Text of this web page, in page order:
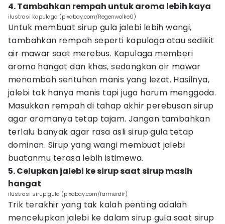
4. Tambahkan rempah untuk aroma lebih kaya
ilustrasi kapulaga (pixabay.com/Regenwolke0)
Untuk membuat sirup gula jalebi lebih wangi,
tambahkan rempah seperti kapulaga atau sedikit
air mawar saat merebus. Kapulaga memberi
aroma hangat dan khas, sedangkan air mawar
menambah sentuhan manis yang lezat. Hasilnya,
jalebi tak hanya manis tapi juga harum menggoda.
Masukkan rempah di tahap akhir perebusan sirup
agar aromanya tetap tajam. Jangan tambahkan
terlalu banyak agar rasa asli sirup gula tetap
dominan. Sirup yang wangi membuat jalebi
buatanmu terasa lebih istimewa.
5. Celupkan jalebi ke sirup saat sirup masih
hangat
ilustrasi sirup gula (pixabay.com/farmerdir)
Trik terakhir yang tak kalah penting adalah
mencelupkan jalebi ke dalam sirup gula saat sirup